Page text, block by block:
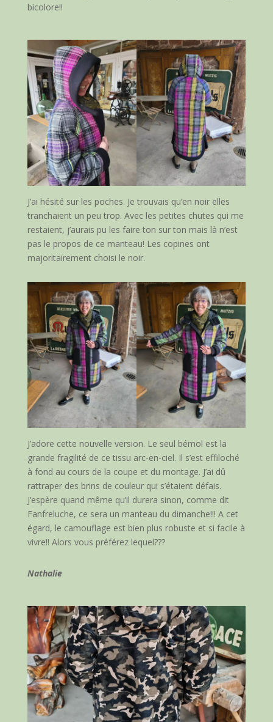
bicolore!!
J’ai hésité sur les poches. Je trouvais qu’en noir elles
tranchaient un peu trop. Avec les petites chutes qui me
restaient, j’aurais pu les faire ton sur ton mais là n’est
pas le propos de ce manteau! Les copines ont
majoritairement choisi le noir.
J’adore cette nouvelle version. Le seul bémol est la
grande fragilité de ce tissu arc-en-ciel. Il s’est effiloché
à fond au cours de la coupe et du montage. J’ai dû
rattraper des brins de couleur qui s’étaient défais.
J’espère quand même qu’il durera sinon, comme dit
Fanfreluche, ce sera un manteau du dimanche!!! A cet
égard, le camouflage est bien plus robuste et si facile à
vivre!! Alors vous préférez lequel???
Nathalie